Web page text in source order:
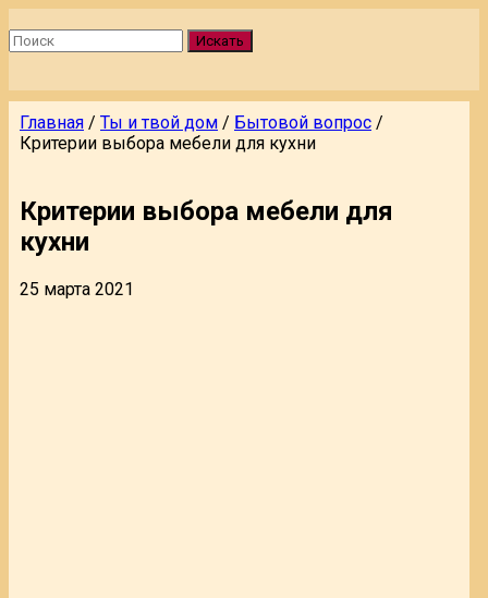
Искать
Главная / Ты и твой дом / Бытовой вопрос /
Критерии выбора мебели для кухни
Критерии выбора мебели для
кухни
25 марта 2021